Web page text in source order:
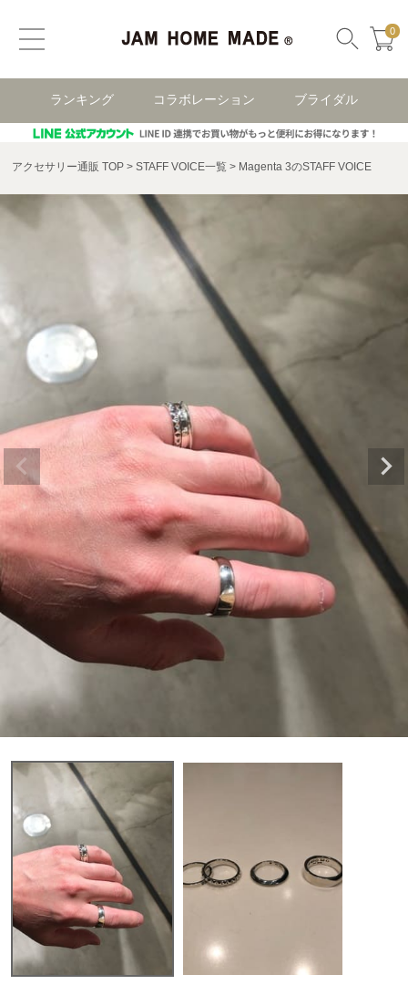
0
ランキング コラボレーション ブライダル
アクセサリー通販 TOP STAFF VOICE一覧 Magenta 3のSTAFF VOICE